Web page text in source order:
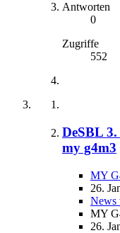
Antworten
0
Zugriffe
552
DeSBL
my g4m3
MY
26.
News
MY
26.